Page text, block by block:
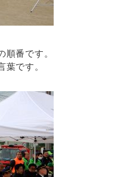
番です。
です。